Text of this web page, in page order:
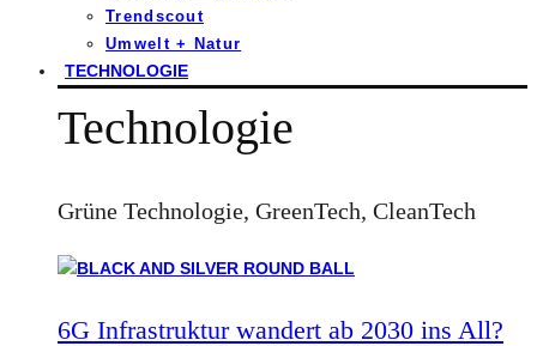
Trendscout
Umwelt + Natur
TECHNOLOGIE
Technologie
Grüne Technologie, GreenTech, CleanTech
6G Infrastruktur wandert ab 2030 ins All?